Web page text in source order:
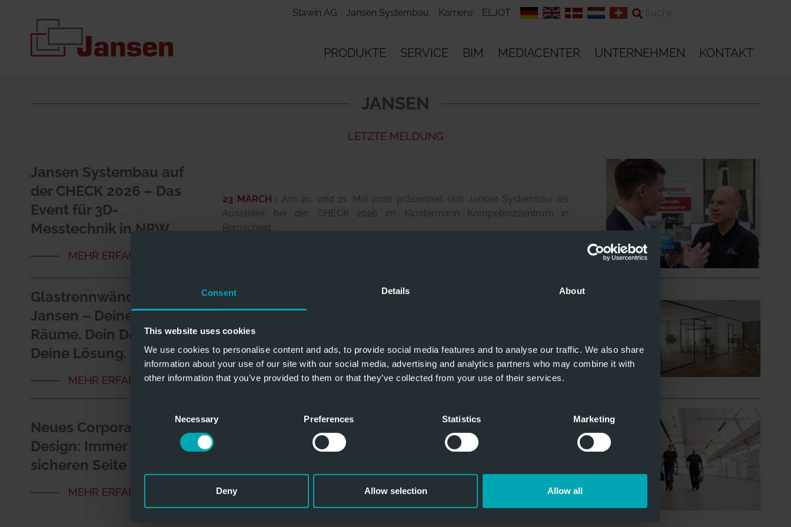
Consent Details About
This website uses cookies
We use cookies to personalise content and ads, to provide social media features and to analyse our traffic. We also share
information about your use of our site with our social media, advertising and analytics partners who may combine it with
other information that you’ve provided to them or that they’ve collected from your use of their services.
Necessary Preferences Statistics Marketing
Deny Allow selection Allow all
Stawin AG Jansen Systembau Karriere ELJOT
PRODUKTE SERVICE BIM MEDIACENTER UNTERNEHMEN KONTAKT
JANSEN
LETZTE MELDUNG
Jansen Systembau auf
der CHECK 2026 – Das
Event für 3D-
Messtechnik in NRW
MEHR ERFAHREN
23 MARCH
Am 20. und 21. Mai 2026 präsentiert sich Jansen Systembau als
Aussteller bei der CHECK 2026 im Klostermann Kompetenzzentrum in
Remscheid.
Glastrennwände von
Jansen – Deine
Räume. Dein Design.
Deine Lösung.
MEHR ERFAHREN
11 MARCH|Glastrennwände für flexible Raumgestaltung – ohne
brauchen wandelbare Lösungen. Vertrauliche Gespräche in Arztpraxen und
Büros erfordern Diskretion – aber ohne die offene, lichtdurchflutete Atmosphäre
zu opfern.
Neues Corporate
Design: Immer auf der
sicheren Seite
MEHR ERFAHREN
Jansen entwickelt sich weiter – und das zeigt sich in unserem
neuen Corporate Design. Als internationale Unternehmensgruppe schaffen wir